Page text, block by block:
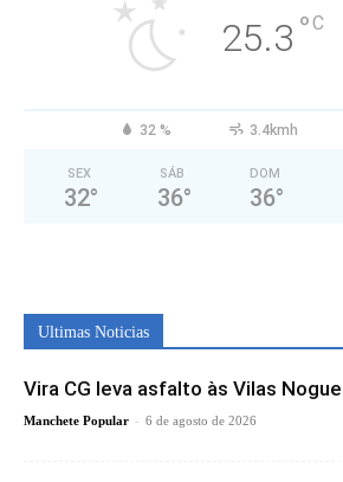
25.3 °C
32 % 3.4kmh
SEX
32°
SÁB
36°
DOM
36°
Ultimas Noticias
Vira CG leva asfalto às Vilas
Manchete Popular - 6 de agosto de 2026